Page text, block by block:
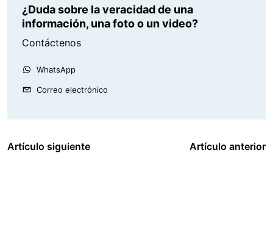
¿Duda sobre la veracidad de una
información, una foto o un video?
Contáctenos
WhatsApp
Correo electrónico
Artículo siguiente Artículo anterior